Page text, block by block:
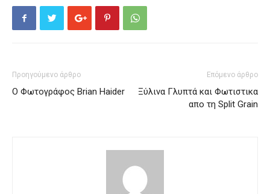
Προηγούμενο άρθρο
Ο Φωτογράφος Brian Haider
Επόμενο άρθρο
Ξύλινα Γλυπτά και Φωτιστικα
απο τη Split Grain